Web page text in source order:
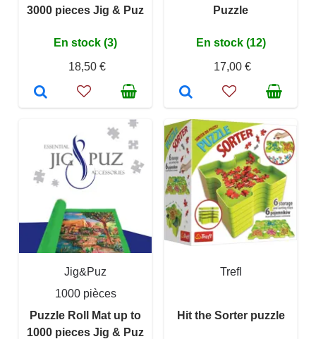
3000 pieces Jig & Puz
En stock (3)
18,50 €
Puzzle
En stock (12)
17,00 €
Jig&Puz
1000 pièces
Puzzle Roll Mat up to
1000 pieces Jig & Puz
Trefl
Hit the Sorter puzzle